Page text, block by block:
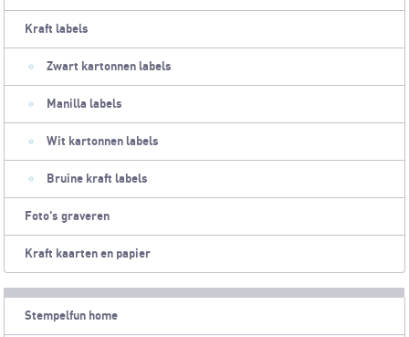
Kraft labels
Zwart kartonnen labels
Manilla labels
Wit kartonnen labels
Bruine kraft labels
Foto's graveren
Kraft kaarten en papier
Stempelfun home